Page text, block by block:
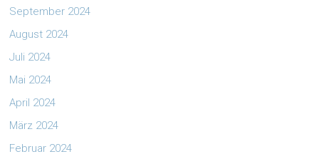
September 2024
August 2024
Juli 2024
Mai 2024
April 2024
März 2024
Februar 2024